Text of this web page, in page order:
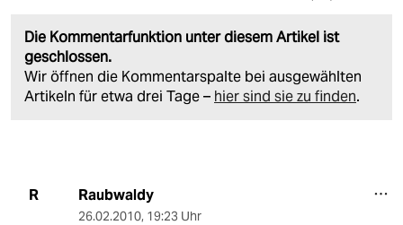
Die Kommentarfunktion unter diesem Artikel ist
geschlossen.
Wir öffnen die Kommentarspalte bei ausgewählten
Artikeln für etwa drei Tage – hier sind sie zu finden.
R Raubwaldy
26.02.2010, 19:23 Uhr